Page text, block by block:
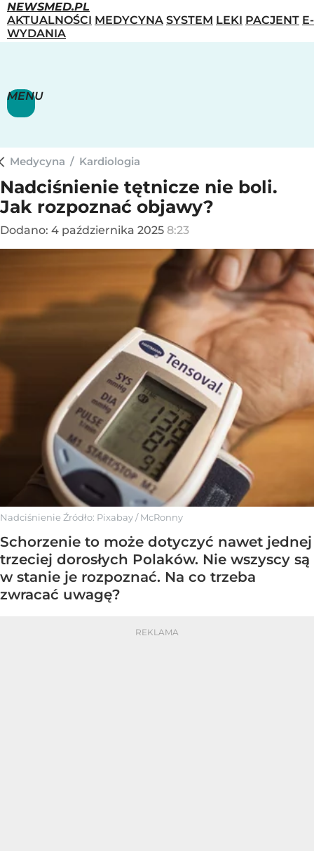
NEWSMED.PL
AKTUALNOŚCI MEDYCYNA SYSTEM LEKI PACJENT E-
WYDANIA
MENU
Medycyna / Kardiologia
Nadciśnienie tętnicze nie boli.
Jak rozpoznać objawy?
Dodano: 4 października 2025 8:23
Nadciśnienie Źródło: Pixabay/McRonny
Schorzenie to może dotyczyć nawet jednej
trzeciej dorosłych Polaków. Nie wszyscy są
w stanie je rozpoznać. Na co trzeba
zwracać uwagę?